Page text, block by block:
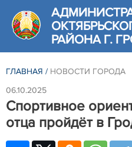
РАЙОНА Г.
ГЛАВНАЯ / НОВОСТИ ГОРОДА
06.10.2025
Спортивное
отца пройдёт в